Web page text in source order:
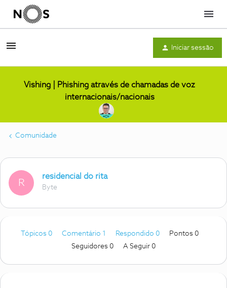
Menu
Iniciar sessão
Vishing | Phishing através de chamadas de voz
internacionais/nacionais
Comunidade
R
residencial do rita
Byte
Tópicos 0 Comentário 1 Respondido 0
Pontos 0
Seguidores 0 A Seguir 0